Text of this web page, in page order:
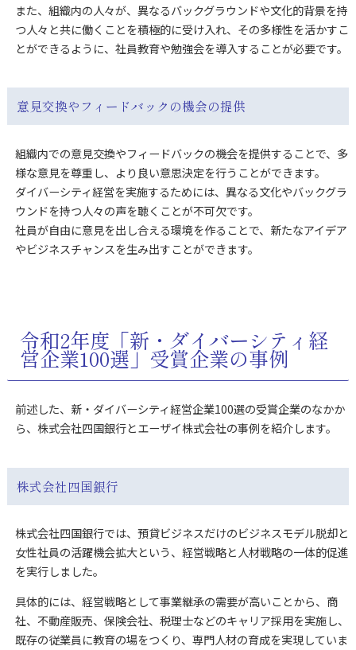
また、組織内の人々が、異なるバックグラウンドや文化的背景を持
つ人々と共に働くことを積極的に受け入れ、その多様性を活かすこ
とができるように、社員教育や勉強会を導入することが必要です。
意見交換やフィードバックの機会の提供
組織内での意見交換やフィードバックの機会を提供することで、多
様な意見を尊重し、より良い意思決定を行うことができます。
ダイバーシティ経営を実施するためには、異なる文化やバックグラ
ウンドを持つ人々の声を聴くことが不可欠です。
社員が自由に意見を出し合える環境を作ることで、新たなアイデア
やビジネスチャンスを生み出すことができます。
令和2年度「新・ダイバーシティ経
営企業100選」受賞企業の事例
前述した、新・ダイバーシティ経営企業100選の受賞企業のなかか
ら、株式会社四国銀行とエーザイ株式会社の事例を紹介します。
株式会社四国銀行
株式会社四国銀行では、預貸ビジネスだけのビジネスモデル脱却と
女性社員の活躍機会拡大という、経営戦略と人材戦略の一体的促進
を実行しました。
具体的には、経営戦略として事業継承の需要が高いことから、商
社、不動産販売、保険会社、税理士などのキャリア採用を実施し、
既存の従業員に教育の場をつくり、専門人材の育成を実現していま